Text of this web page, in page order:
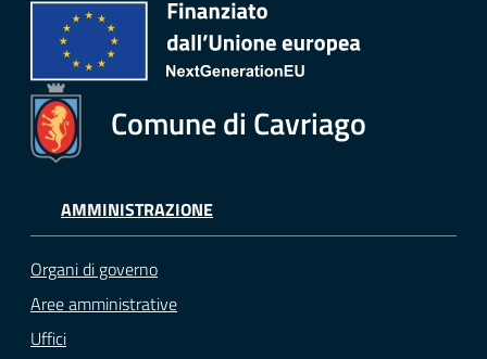
Comune di Cavriago
AMMINISTRAZIONE
Organi di governo
Aree amministrative
Uffici